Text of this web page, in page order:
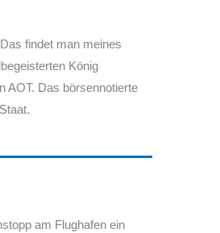
findet man meines
König
AOT. Das börsennotierte
am Flughafen ein